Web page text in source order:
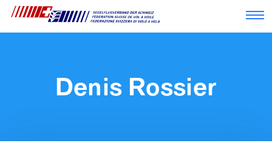
Denis Rossier